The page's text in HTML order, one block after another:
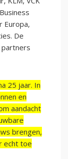
Europa,
De
partners
25 jaar. In
en
aandacht
brengen,
echt toe